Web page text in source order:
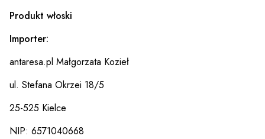
Produkt włoski
Importer:
antaresa.pl Małgorzata Kozieł
ul. Stefana Okrzei 18/5
25-525 Kielce
NIP: 6571040668